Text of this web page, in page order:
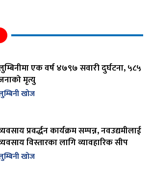
एक वर्ष ४७९७ सवारी दुर्घटना, ५८५
मृत्यु
खोज
प्रवर्द्धन कार्यक्रम सम्पन्न, नवउद्यमीलाई
विस्तारका लागि व्यावहारिक सीप
खोज